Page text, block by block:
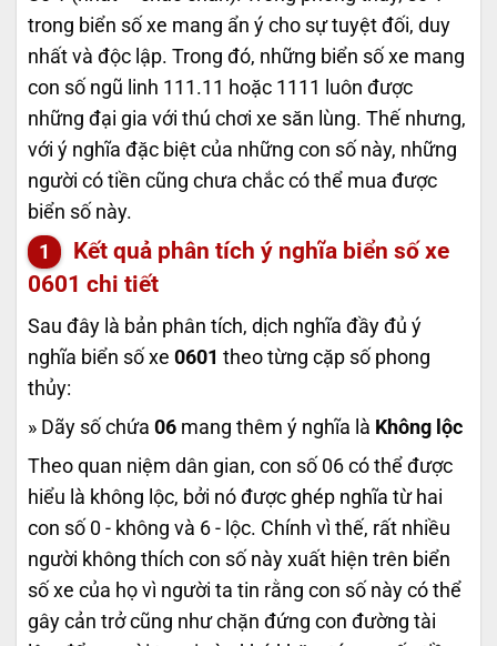
trong biển số xe mang ẩn ý cho sự tuyệt đối, duy
nhất và độc lập. Trong đó, những biển số xe mang
con số ngũ linh 111.11 hoặc 1111 luôn được
những đại gia với thú chơi xe săn lùng. Thế nhưng,
với ý nghĩa đặc biệt của những con số này, những
người có tiền cũng chưa chắc có thể mua được
biển số này.
Kết quả phân tích ý nghĩa biển số xe
0601 chi tiết
Sau đây là bản phân tích, dịch nghĩa đầy đủ ý
nghĩa biển số xe 0601 theo từng cặp số phong
thủy:
» Dãy số chứa 06 mang thêm ý nghĩa là Không lộc
Theo quan niệm dân gian, con số 06 có thể được
hiểu là không lộc, bởi nó được ghép nghĩa từ hai
con số 0 - không và 6 - lộc. Chính vì thế, rất nhiều
người không thích con số này xuất hiện trên biển
số xe của họ vì người ta tin rằng con số này có thể
gây cản trở cũng như chặn đứng con đường tài